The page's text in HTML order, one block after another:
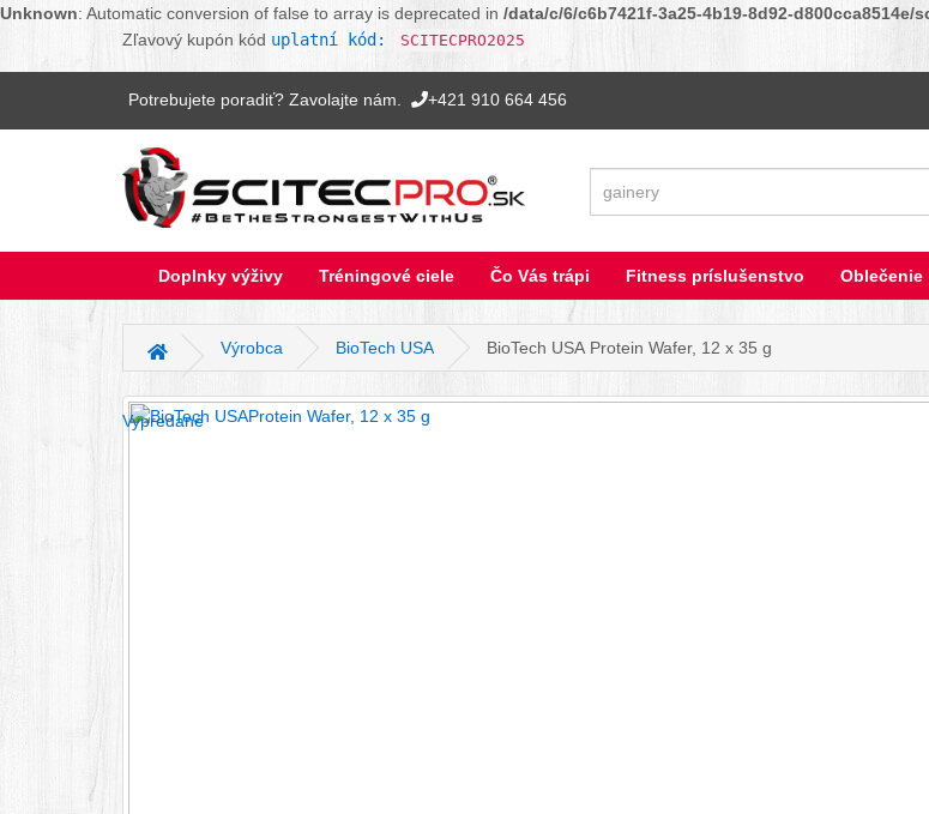
Unknown: Automatic conversion of false to array is deprecated in /data/c/6/c6b7421f-3a25-4b19-8d92-
Zľavový kupón kód uplatní kód: SCITECPRO2025
Potrebujete poradiť? Zavolajte nám. +421 910 664 456
Doplnky výživy Tréningové ciele Čo Vás trápi Fitness príslušenstvo Oblečenie
Hlavná stránka
Výrobca BioTech USA BioTech USA Protein Wafer, 12 x 35 g
Vypredané